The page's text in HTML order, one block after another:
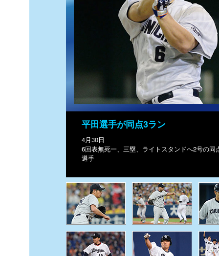
平田選手が同点3ラン
4月30日
6回表無死一、三塁、ライトスタンドへ2号の
選手